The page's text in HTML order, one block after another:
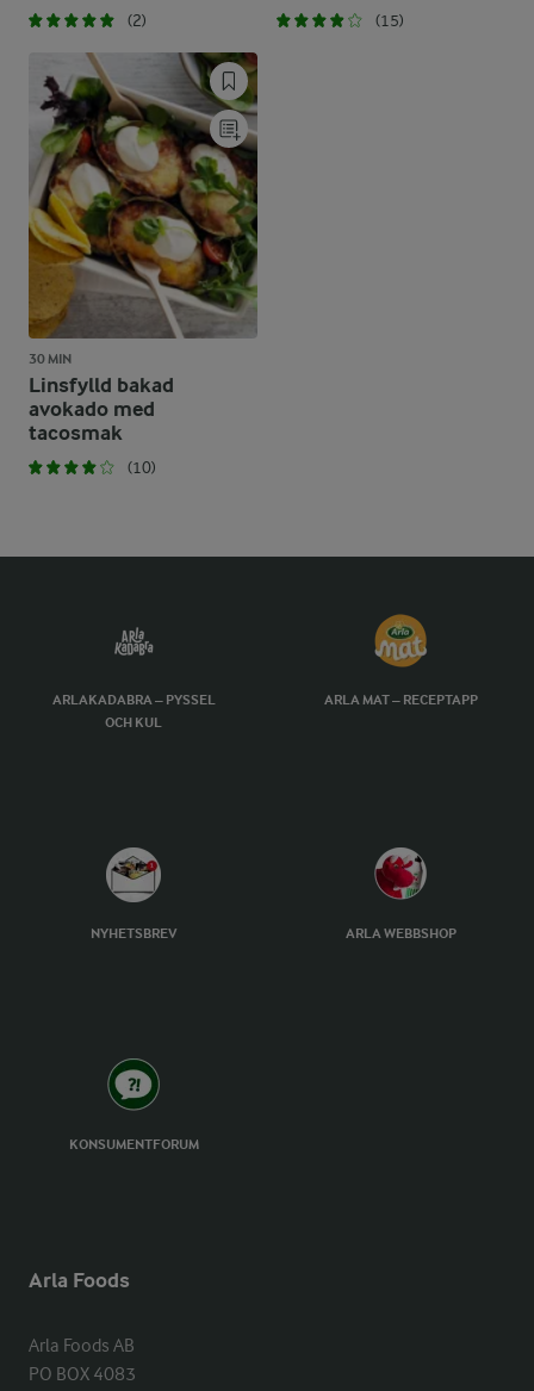
(2) (15)
30 MIN
Linsfylld bakad
avokado med
tacosmak
(10)
ARLAKADABRA – PYSSEL
OCH KUL
ARLA MAT – RECEPTAPP
NYHETSBREV ARLA WEBBSHOP
KONSUMENTFORUM
Arla Foods
Arla Foods AB
PO BOX 4083